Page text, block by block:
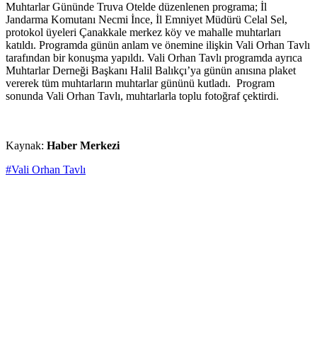
Muhtarlar Gününde Truva Otelde düzenlenen programa; İl
Jandarma Komutanı Necmi İnce, İl Emniyet Müdürü Celal Sel,
protokol üyeleri Çanakkale merkez köy ve mahalle muhtarları
katıldı. Programda günün anlam ve önemine ilişkin Vali Orhan Tavlı
tarafından bir konuşma yapıldı. Vali Orhan Tavlı programda ayrıca
Muhtarlar Derneği Başkanı Halil Balıkçı’ya günün anısına plaket
vererek tüm muhtarların muhtarlar gününü kutladı. Program
sonunda Vali Orhan Tavlı, muhtarlarla toplu fotoğraf çektirdi.
Kaynak: Haber Merkezi
#Vali Orhan Tavlı